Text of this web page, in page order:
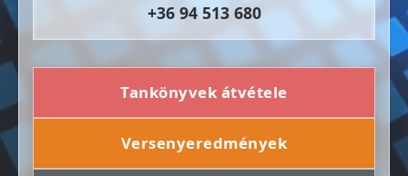
+36 94 513 680
Tankönyvek átvétele
Versenyeredmények